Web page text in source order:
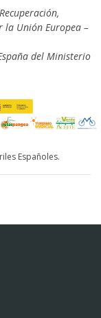
la Unión Europea –
del Ministerio
Españoles.